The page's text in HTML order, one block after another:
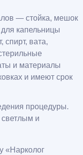
— стойка, мешок
капельницы
спирт, вата,
и материалы
и имеют срок
процедуры.
и
«Нарколог